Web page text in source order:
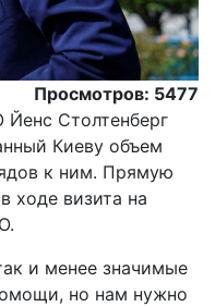
Просмотров: 5477
Йенс Столтенберг
Киеву объем
к ним. Прямую
ходе визита на
и менее значимые
но нам нужно